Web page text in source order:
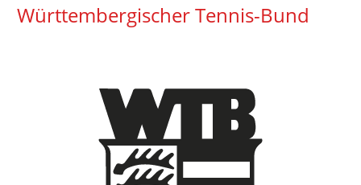
Württembergischer Tennis-Bund